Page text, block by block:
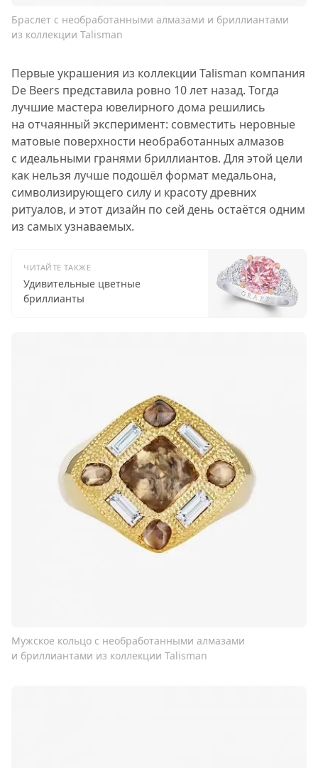
Браслет с необработанными алмазами и бриллиантами
из коллекции Talisman
Первые украшения из коллекции Talisman компания
De Beers представила ровно 10 лет назад. Тогда
лучшие мастера ювелирного дома решились
на отчаянный эксперимент: совместить неровные
матовые поверхности необработанных алмазов
с идеальными гранями бриллиантов. Для этой цели
как нельзя лучше подошёл формат медальона,
символизирующего силу и красоту древних
ритуалов, и этот дизайн по сей день остаётся одним
из самых узнаваемых.
ЧИТАЙТЕ ТАКЖЕ
Удивительные цветные
бриллианты
Мужское кольцо с необработанными алмазами
и бриллиантами из коллекции Talisman